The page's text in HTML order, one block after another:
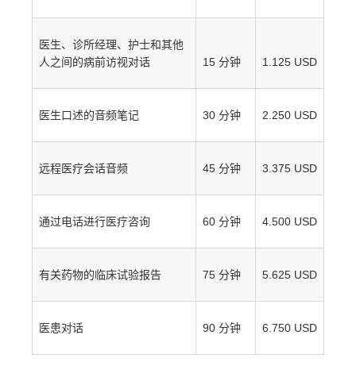
医生、诊所经理、护士和其他
人之间的病前访视对话
15 分钟 1.125 USD
医生口述的音频笔记 30 分钟 2.250 USD
远程医疗会话音频 45 分钟 3.375 USD
通过电话进行医疗咨询 60 分钟 4.500 USD
有关药物的临床试验报告 75 分钟 5.625 USD
医患对话 90 分钟 6.750 USD